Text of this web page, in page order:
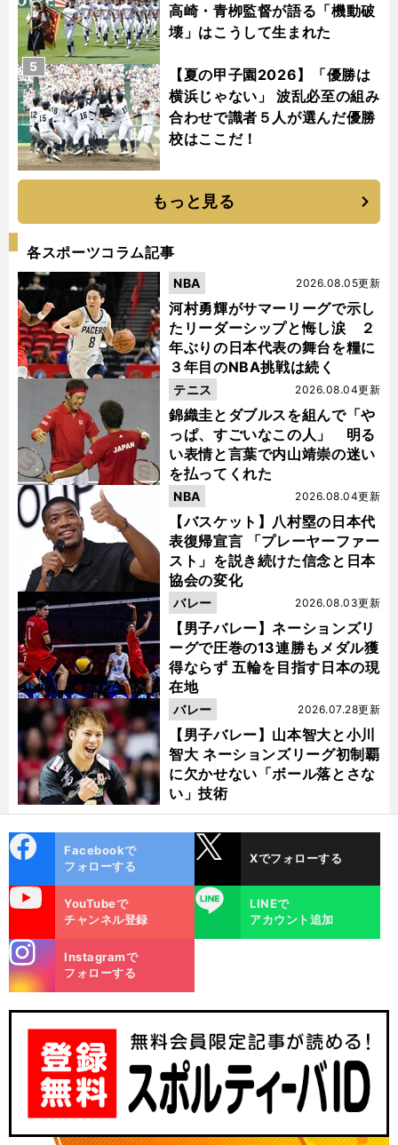
高崎・青栁監督が語る「機動破
壊」はこうして生まれた
【夏の甲子園2026】「優勝は
横浜じゃない」 波乱必至の組み
合わせで識者５人が選んだ優勝
校はここだ！
5
もっと見る
各スポーツコラム記事
河村勇輝がサマーリーグで示し
たリーダーシップと悔し涙 ２
年ぶりの日本代表の舞台を糧に
３年目のNBA挑戦は続く
2026.08.05更新
NBA
錦織圭とダブルスを組んで「や
っぱ、すごいなこの人」 明る
い表情と言葉で内山靖崇の迷い
を払ってくれた
2026.08.04更新
テニス
【バスケット】八村塁の日本代
表復帰宣言 「プレーヤーファー
スト」を説き続けた信念と日本
協会の変化
2026.08.04更新
NBA
【男子バレー】ネーションズリ
ーグで圧巻の13連勝もメダル獲
得ならず 五輪を目指す日本の現
在地
2026.08.03更新
バレー
【男子バレー】山本智大と小川
智大 ネーションズリーグ初制覇
に欠かせない「ボール落とさな
い」技術
2026.07.28更新
バレー
ok
Facebookで
フォローする
Xでフォローする
YouTubeで
チャンネル登録
LINE
LINEで
アカウント追加
m
Instagramで
フォローする